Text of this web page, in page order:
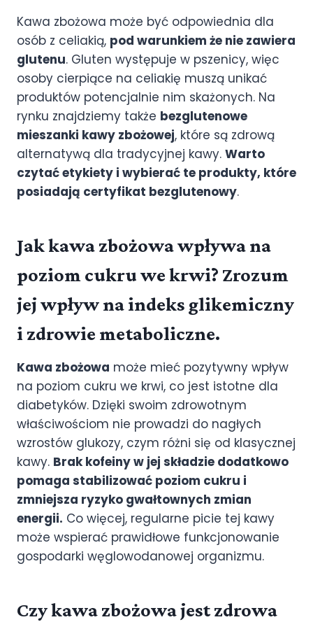
Kawa zbożowa może być odpowiednia dla
osób z celiakią, pod warunkiem że nie zawiera
glutenu. Gluten występuje w pszenicy, więc
osoby cierpiące na celiakię muszą unikać
produktów potencjalnie nim skażonych. Na
rynku znajdziemy także bezglutenowe
mieszanki kawy zbożowej, które są zdrową
alternatywą dla tradycyjnej kawy. Warto
czytać etykiety i wybierać te produkty, które
posiadają certyfikat bezglutenowy.
Jak kawa zbożowa wpływa na
poziom cukru we krwi? Zrozum
jej wpływ na indeks glikemiczny
i zdrowie metaboliczne.
Kawa zbożowa może mieć pozytywny wpływ
na poziom cukru we krwi, co jest istotne dla
diabetyków. Dzięki swoim zdrowotnym
właściwościom nie prowadzi do nagłych
wzrostów glukozy, czym różni się od klasycznej
kawy. Brak kofeiny w jej składzie dodatkowo
pomaga stabilizować poziom cukru i
zmniejsza ryzyko gwałtownych zmian
energii. Co więcej, regularne picie tej kawy
może wspierać prawidłowe funkcjonowanie
gospodarki węglowodanowej organizmu.
Czy kawa zbożowa jest zdrowa